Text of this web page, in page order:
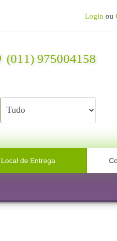
Login ou
(011) 975004158
Local de Entrega